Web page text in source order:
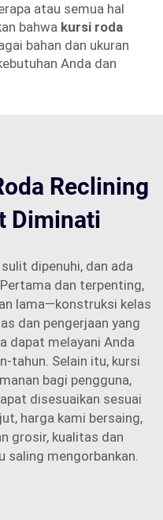
atau semua hal
bahwa kursi roda
bahan dan ukuran
Anda dan
Reclining
Diminati
dipenuhi, dan ada
dan terpenting,
lama—konstruksi kelas
dan pengerjaan yang
dapat melayani Anda
tahun. Selain itu, kursi
bagi pengguna,
disesuaikan sesuai
harga kami bersaing,
grosir, kualitas dan
saling mengorbankan.